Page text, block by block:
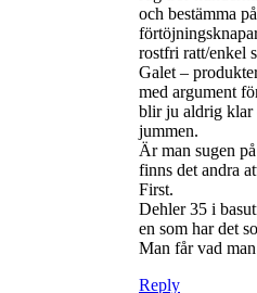
och bestämma
rostfri ratt/enkel
Galet –
med argument
blir ju aldrig klar
jummen.
Är man sugen
finns det andra
First.
Dehler 35 i
en som har det
Man får vad
Reply